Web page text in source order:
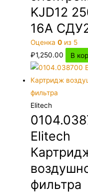
KJD12
16A
Оценка0 из 5
₽1,250.00 В
Elitech
Elitech
фильтра